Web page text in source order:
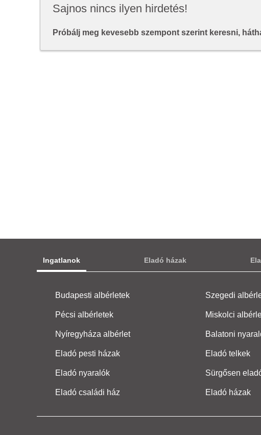
Sajnos nincs ilyen hirdetés!
Próbálj meg kevesebb szempont szerint keresni,
Ingatlanok Eladó házak
Budapesti albérletek Szegedi
Pécsi albérletek Miskolci
Nyíregyháza albérlet Balatoni
Eladó pesti házak Eladó telkek
Eladó nyaralók Sürgősen
Eladó családi ház Eladó házak